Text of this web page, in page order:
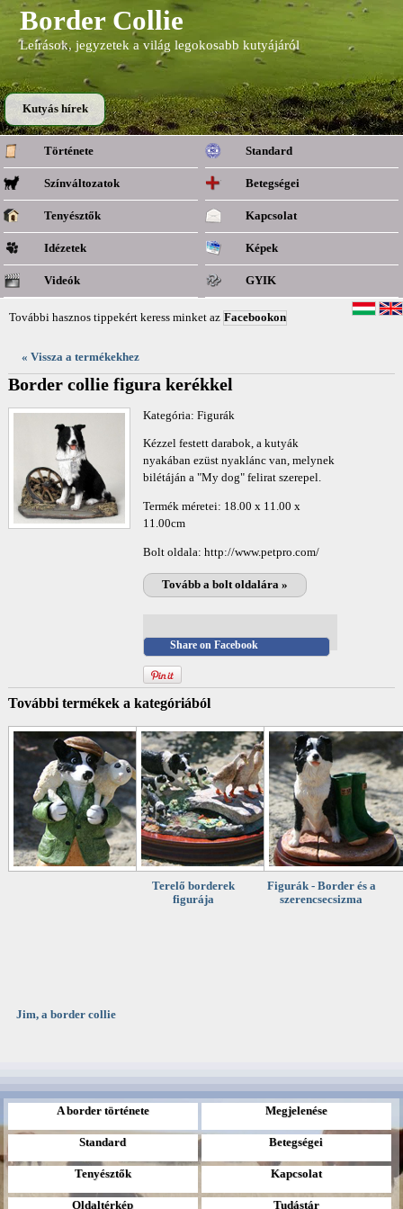
Border Collie
Leírások, jegyzetek a világ legokosabb kutyájáról
Kutyás hírek
Története Standard
Színváltozatok Betegségei
Tenyésztők Kapcsolat
Idézetek Képek
Videók GYIK
További hasznos tippekért keress minket az Facebookon
« Vissza a termékekhez
Border collie figura kerékkel
Kategória: Figurák
Kézzel festett darabok, a kutyák
nyakában ezüst nyaklánc van, melynek
bilétáján a "My dog" felirat szerepel.
Termék méretei: 18.00 x 11.00 x
11.00cm
Bolt oldala: http://www.petpro.com/
Tovább a bolt oldalára »
Share on Facebook
További termékek a kategóriából
Jim, a border collie
Terelő borderek
figurája
Figurák - Border és a
szerencsecsizma
A border története Megjelenése
Standard Betegségei
Tenyésztők Kapcsolat
Oldaltérkép Tudástár